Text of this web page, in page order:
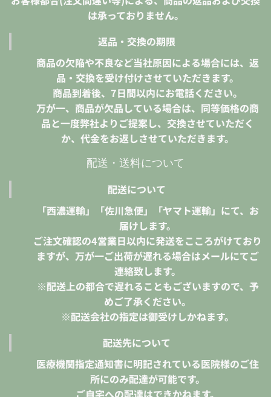
は承っておりません。
返品・交換の期限
商品の欠陥や不良など当社原因による場合には、返
品・交換を受け付けさせていただきます。
商品到着後、7日間以内にお電話ください。
万が一、商品が欠品している場合は、同等価格の商
品と一度弊社よりご提案し、交換させていただく
か、代金をお返しさせていただきます。
配送・送料について
配送について
「西濃運輸」「佐川急便」「ヤマト運輸」にて、お
届けします。
ご注文確認の4営業日以内に発送をこころがけており
ますが、万が一ご出荷が遅れる場合はメールにてご
連絡致します。
※配送上の都合で遅れることもございますので、予
めご了承ください。
※配送会社の指定は御受けしかねます。
配送先について
医療機関指定通知書に明記されている医院様のご住
所にのみ配達が可能です。